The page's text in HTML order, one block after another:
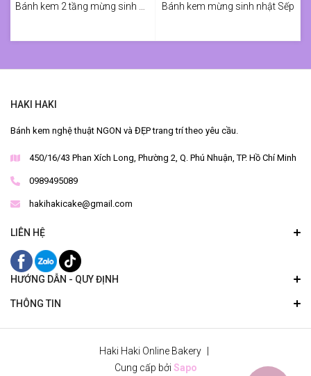
Bánh kem mừng sinh nhật Sếp
HAKI HAKI
Bánh kem nghệ thuật NGON và ĐẸP trang trí theo yêu cầu.
450/16/43 Phan Xích Long, Phường 2, Q. Phú Nhuận, TP. Hồ Chí Minh
0989495089
hakihakicake@gmail.com
LIÊN HỆ
HƯỚNG DẪN - QUY ĐỊNH
THÔNG TIN
Haki Haki Online Bakery
Cung cấp bởi Sapo